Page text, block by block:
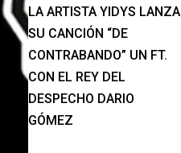
LA ARTISTA YIDYS LANZA
SU CANCIÓN “DE
CONTRABANDO” UN FT.
CON EL REY DEL
DESPECHO DARIO
GÓMEZ